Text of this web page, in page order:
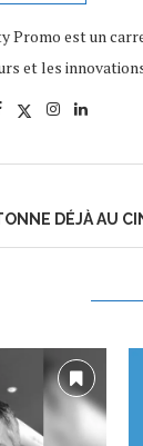
Promo est un
et les
DÉJÀ AU